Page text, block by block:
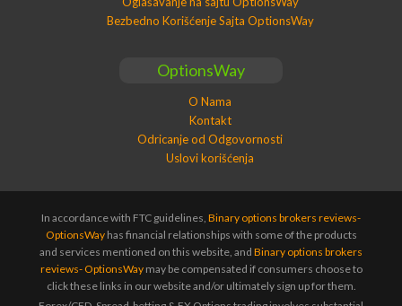
Bezbedno Korišćenje Sajta OptionsWay
OptionsWay
O Nama
Kontakt
Odricanje od Odgovornosti
Uslovi korišćenja
In accordance with FTC guidelines, Binary options brokers reviews-
OptionsWayhas financial relationships with some of the products
and services mentioned on this website, and Binary options brokers
reviews- OptionsWaymay be compensated if consumers choose to
click these links in our website and/or ultimately sign up for them.